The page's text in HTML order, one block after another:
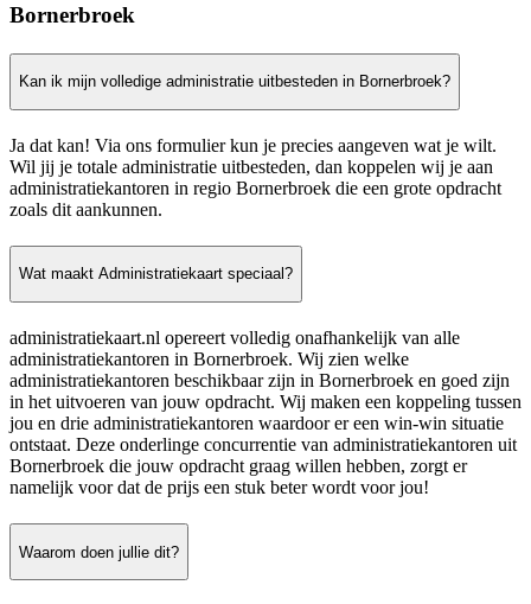
Bornerbroek
Kan ik mijn volledige administratie uitbesteden in Bornerbroek?
Ja dat kan! Via ons formulier kun je precies aangeven wat je wilt.
Wil jij je totale administratie uitbesteden, dan koppelen wij je aan
administratiekantoren in regio Bornerbroek die een grote opdracht
zoals dit aankunnen.
Wat maakt Administratiekaart speciaal?
administratiekaart.nl opereert volledig onafhankelijk van alle
administratiekantoren in Bornerbroek. Wij zien welke
administratiekantoren beschikbaar zijn in Bornerbroek en goed zijn
in het uitvoeren van jouw opdracht. Wij maken een koppeling tussen
jou en drie administratiekantoren waardoor er een win-win situatie
ontstaat. Deze onderlinge concurrentie van administratiekantoren uit
Bornerbroek die jouw opdracht graag willen hebben, zorgt er
namelijk voor dat de prijs een stuk beter wordt voor jou!
Waarom doen jullie dit?